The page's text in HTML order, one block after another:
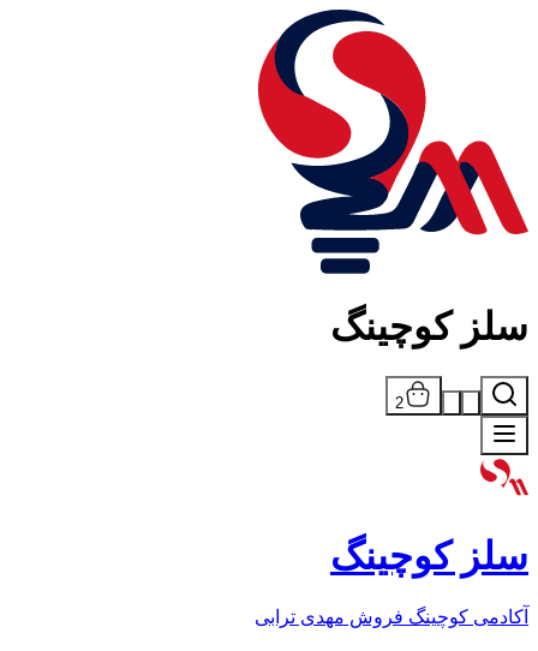
سلز کوچینگ
2
سلز کوچینگ
آکادمی کوچینگ فروش مهدی ترابی